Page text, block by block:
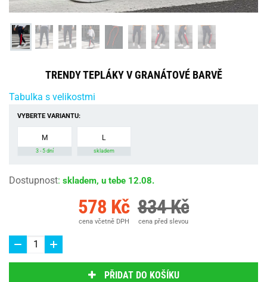
TRENDY TEPLÁKY V GRANÁTOVÉ BARVĚ
Tabulka s velikostmi
VYBERTE VARIANTU:
M
3 - 5 dní
L
skladem
Dostupnost: skladem, u tebe 12.08.
578 Kč
cena včetně DPH
834 Kč
cena před slevou
PŘIDAT DO KOŠÍKU